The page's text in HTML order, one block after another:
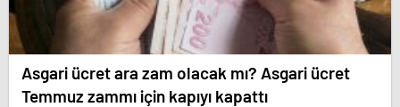
Asgari ücret ara zam olacak mı? Asgari ücret
Temmuz zammı için kapıyı kapattı